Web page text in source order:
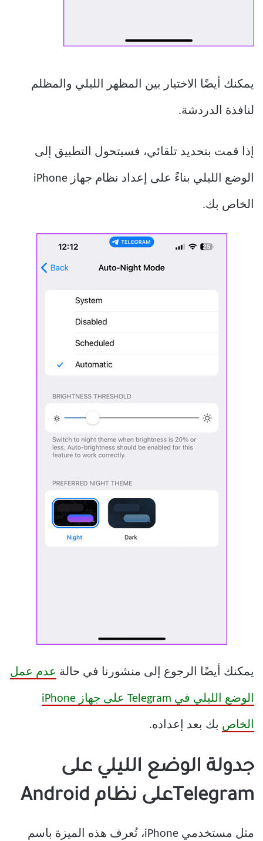
يمكنك أيضًا الاختيار بين المظهر الليلي والمظلم
لنافذة الدردشة.
إذا قمت بتحديد تلقائي، فسيتحول التطبيق إلى
الوضع الليلي بناءً على إعداد نظام جهاز iPhone
الخاص بك.
يمكنك أيضًا الرجوع إلى منشورنا في حالة عدم عمل
الوضع الليلي في Telegram على جهاز iPhone
الخاص بك بعد إعداده.
جدولة الوضع الليلي على
Telegramعلى نظام Android
مثل مستخدمي iPhone، تُعرف هذه الميزة باسم